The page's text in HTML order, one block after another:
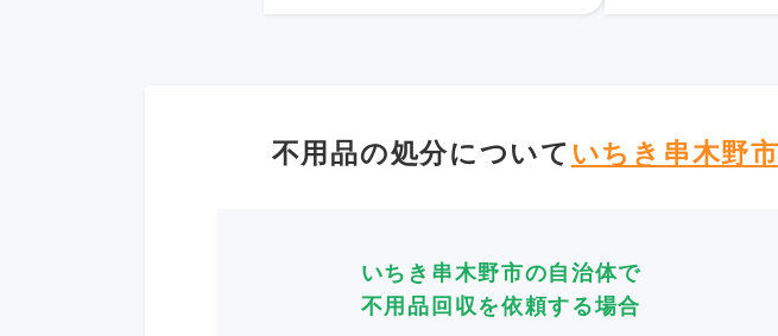
不用品の処分について いちき串木野
いちき串木野市の自治体で
不用品回収を依頼する場合